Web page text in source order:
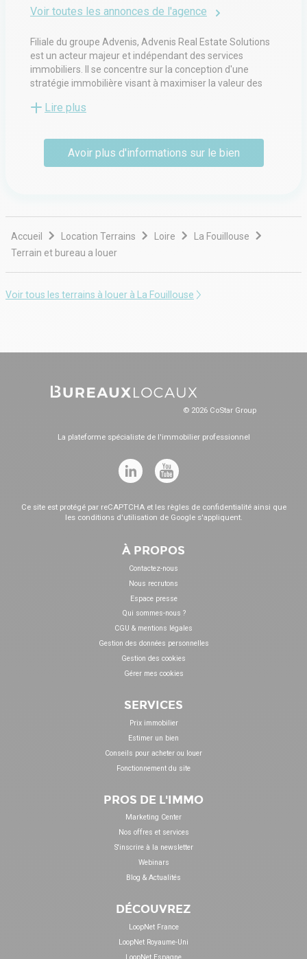
Voir toutes les annonces de l'agence
Filiale du groupe Advenis, Advenis Real Estate Solutions
est un acteur majeur et indépendant des services
immobiliers. Il se concentre sur la conception d'une
stratégie immobilière visant à maximiser la valeur des
immobilier d'un point de vue administratif, financier,
propriétaire ou d'un occupant ; et les transactions, la
location et la vente de locaux professionnels. Conseil en
investissement et arbitrage.
Lire plus
Avoir plus d'informations sur le bien
Accueil Location Terrains Loire
La Fouillouse
Terrain et bureau a louer
Voir tous les terrains à louer à La Fouillouse
© 2026 CoStar Group
La plateforme spécialiste de l'immobilier professionnel
Ce site est protégé par reCAPTCHA et les règles de confidentialitéainsi que
les conditions d'utilisation de Google s'appliquent.
À PROPOS
Contactez-nous
Nous recrutons
Espace presse
Qui sommes-nous ?
CGU & mentions légales
Gestion des données personnelles
Gestion des cookies
Gérer mes cookies
SERVICES
Prix immobilier
Estimer un bien
Conseils pour acheter ou louer
Fonctionnement du site
PROS DE L'IMMO
Marketing Center
Nos offres et services
S'inscrire à la newsletter
Webinars
Blog & Actualités
DÉCOUVREZ
LoopNet France
LoopNet Royaume-Uni
LoopNet Espagne